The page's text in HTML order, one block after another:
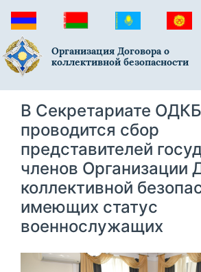
Организация Договора о
коллективной безопасности
В Секретариате
проводится сбор
представителей
членов Организации
коллективной
имеющих статус
военнослужащих